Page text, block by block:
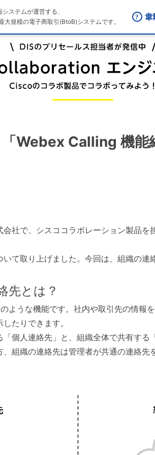
ステムが運営する、
規模の電子商取引(BtoB)システムです。
韋
Webex Calling 機能
社で、シスココラボレーション製品を
て取り上げました。今回は、組織の連
先とは？
ような機能です。社内や取引先の情報
たりできます。
個人連絡先」と、組織全体で共有する
組織の連絡先は管理者が共通の連絡